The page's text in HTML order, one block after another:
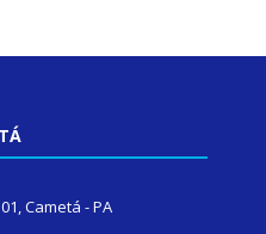
Cametá - PA